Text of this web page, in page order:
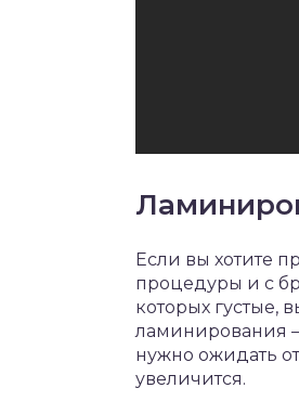
Если вы хотите
процедуры и с
которых густые,
ламинирования
нужно ожидать
увеличится.